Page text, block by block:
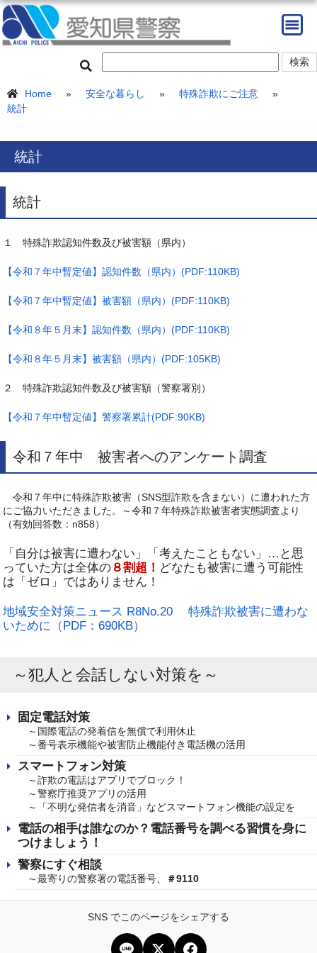
Home » 安全な暮らし » 特殊詐欺にご注意
»
統計
統計
統計
１ 特殊詐欺認知件数及び被害額（県内）
【令和７年中暫定値】認知件数（県内）(PDF:110KB)
【令和７年中暫定値】被害額（県内）(PDF:110KB)
【令和８年５月末】認知件数（県内）(PDF:110KB)
【令和８年５月末】被害額（県内）(PDF:105KB)
２ 特殊詐欺認知件数及び被害額（警察署別）
【令和７年中暫定値】警察署累計(PDF:90KB)
令和７年中 被害者へのアンケート調査
令和７年中に特殊詐欺被害（SNS型詐欺を含まない）に遭われた方
にご協力いただきました。～令和７年特殊詐欺被害者実態調査より
（有効回答数：n858）
「自分は被害に遭わない」「考えたこともない」…と思
っていた方は全体の ８割超！ どなたも被害に遭う可能性
は「ゼロ」ではありません！
地域安全対策ニュース R8No.20 特殊詐欺被害に遭わな
いために（PDF：690KB）
～犯人と会話しない対策を～
固定電話対策
～国際電話の発着信を無償で利用休止
～番号表示機能や被害防止機能付き電話機の活用
スマートフォン対策
～詐欺の電話はアプリでブロック！
～警察庁推奨アプリの活用
～「不明な発信者を消音」などスマートフォン機能の設定を
電話の相手は誰なのか？電話番号を調べる習慣を身に
つけましょう！
警察にすぐ相談
～最寄りの警察署の電話番号、 ＃9110
SNS でこのページをシェアする